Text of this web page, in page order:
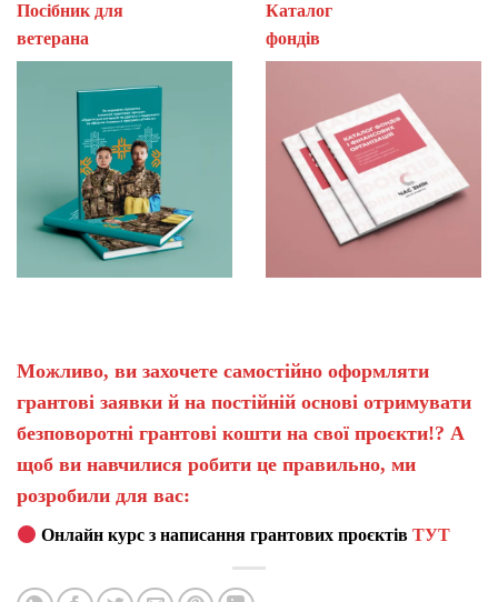
Посібник для
ветерана
Каталог
Можливо, ви захочете самостійно оформляти
грантові заявки й на постійній основі отримувати
безповоротні грантові кошти на свої проєкти!? А
щоб ви навчилися робити це правильно, ми
розробили для вас:
Онлайн курс з написання грантових проєктівТУТ